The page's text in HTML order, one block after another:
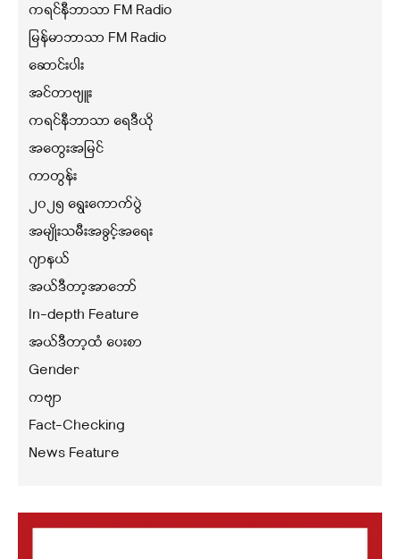
ကရင်နီဘာသာ FM Radio
မြန်မာဘာသာ FM Radio
ဆောင်းပါး
အင်တာဗျူး
ကရင်နီဘာသာ ရေဒီယို
အတွေးအမြင်
ကာတွန်း
၂၀၂၅ ရွေးကောက်ပွဲ
အမျိုးသမီးအခွင့်အရေး
ဂျာနယ်
အယ်ဒီတာ့အာဘော်
In-depth Feature
အယ်ဒီတာ့ထံ ပေးစာ
Gender
ကဗျာ
Fact-Checking
News Feature